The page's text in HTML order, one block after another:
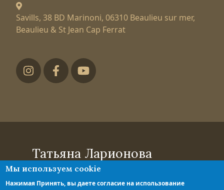
Savills, 38 BD Marinoni, 06310 Beaulieu sur mer,
Beaulieu & St Jean Cap Ferrat
Татьяна Ларионова
эксперт по элитной недвижимости
Политика конфиденциальности
Мы используем cookie
Нажимая Принять, вы даете согласие на использование